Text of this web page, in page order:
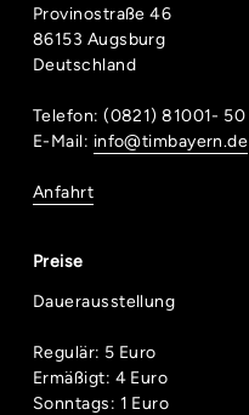
Provinostraße 46
86153 Augsburg
Deutschland
Telefon: (0821) 81001- 50
E-Mail: info@timbayern.de
Anfahrt
Preise
Dauerausstellung
Regulär: 5 Euro
Ermäßigt: 4 Euro
Sonntags: 1 Euro